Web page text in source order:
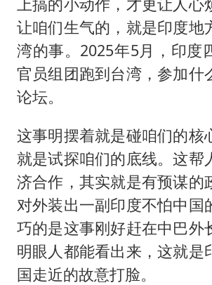
上搞的小动作，才更让人心
让咱们生气的，就是印度地
湾的事。2025年5月，印度
官员组团跑到台湾，参加什
论坛。
这事明摆着就是碰咱们的核
就是试探咱们的底线。这帮
济合作，其实就是有预谋的
对外装出一副印度不怕中国
巧的是这事刚好赶在中巴外
明眼人都能看出来，这就是
国走近的故意打脸。